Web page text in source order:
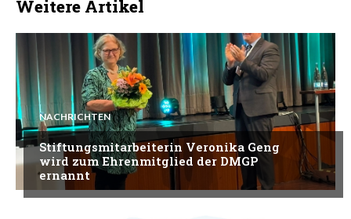
Weitere Artikel
NACHRICHTEN
Stiftungsmitarbeiterin Veronika Geng
wird zum Ehrenmitglied der DMGP
ernannt